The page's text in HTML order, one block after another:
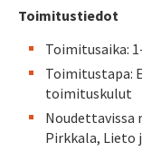
Toimitustiedot
Toimitusaika:
Toimitustapa:
toimituskulut
Noudettavissa
Pirkkala, Lieto